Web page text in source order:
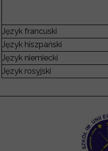
Język francuski
Język hiszpański
Język niemiecki
Język rosyjski